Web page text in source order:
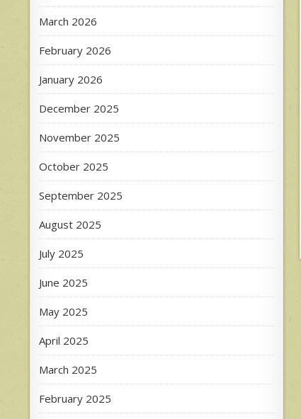
March 2026
February 2026
January 2026
December 2025
November 2025
October 2025
September 2025
August 2025
July 2025
June 2025
May 2025
April 2025
March 2025
February 2025